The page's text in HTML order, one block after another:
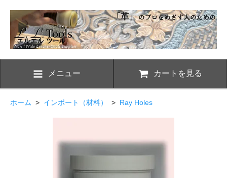
メニュー カートを見る
ホーム > インポート（材料） > Ray Holes